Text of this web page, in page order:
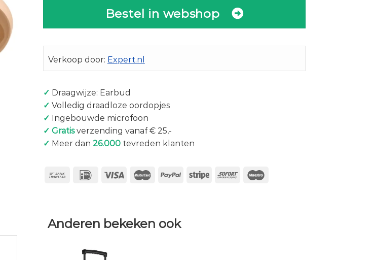
Bestel in webshop
Verkoop door: Expert.nl
✓ Draagwijze: Earbud
✓ Volledig draadloze oordopjes
✓ Ingebouwde microfoon
✓ Gratisverzending vanaf € 25,-
✓ Meer dan 26.000tevreden klanten
Anderen bekeken ook